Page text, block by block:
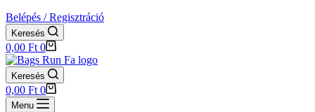
Belépés / Regisztráció
Keresés
Shopping
cart
0,00 Ft 0
Keresés
Shopping
cart
0,00 Ft 0
Menu